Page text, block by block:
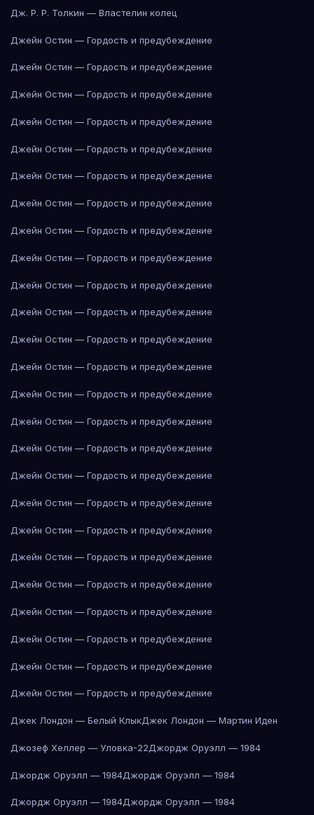
Дж. Р. Р. Толкин — Властелин колец
Джейн Остин — Гордость и предубеждение
Джейн Остин — Гордость и предубеждение
Джейн Остин — Гордость и предубеждение
Джейн Остин — Гордость и предубеждение
Джейн Остин — Гордость и предубеждение
Джейн Остин — Гордость и предубеждение
Джейн Остин — Гордость и предубеждение
Джейн Остин — Гордость и предубеждение
Джейн Остин — Гордость и предубеждение
Джейн Остин — Гордость и предубеждение
Джейн Остин — Гордость и предубеждение
Джейн Остин — Гордость и предубеждение
Джейн Остин — Гордость и предубеждение
Джейн Остин — Гордость и предубеждение
Джейн Остин — Гордость и предубеждение
Джейн Остин — Гордость и предубеждение
Джейн Остин — Гордость и предубеждение
Джейн Остин — Гордость и предубеждение
Джейн Остин — Гордость и предубеждение
Джейн Остин — Гордость и предубеждение
Джейн Остин — Гордость и предубеждение
Джейн Остин — Гордость и предубеждение
Джейн Остин — Гордость и предубеждение
Джейн Остин — Гордость и предубеждение
Джейн Остин — Гордость и предубеждение
Джек Лондон — Белый КлыкДжек Лондон — Мартин Иден
Джозеф Хеллер — Уловка-22Джордж Оруэлл — 1984
Джордж Оруэлл — 1984Джордж Оруэлл — 1984
Джордж Оруэлл — 1984Джордж Оруэлл — 1984